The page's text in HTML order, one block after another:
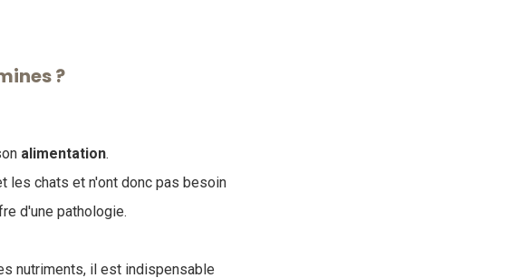
?
alimentation.
les chats et n'ont donc pas besoin
d'une pathologie.
nutriments, il est indispensable